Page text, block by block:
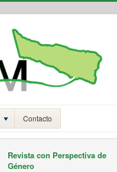
Contacto
Revista con Perspectiva de
Género